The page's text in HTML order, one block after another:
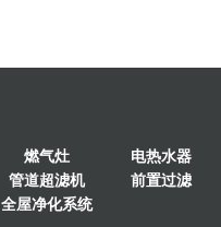
燃气灶
电热水器
管道超滤机
前置过滤
全屋净化系统